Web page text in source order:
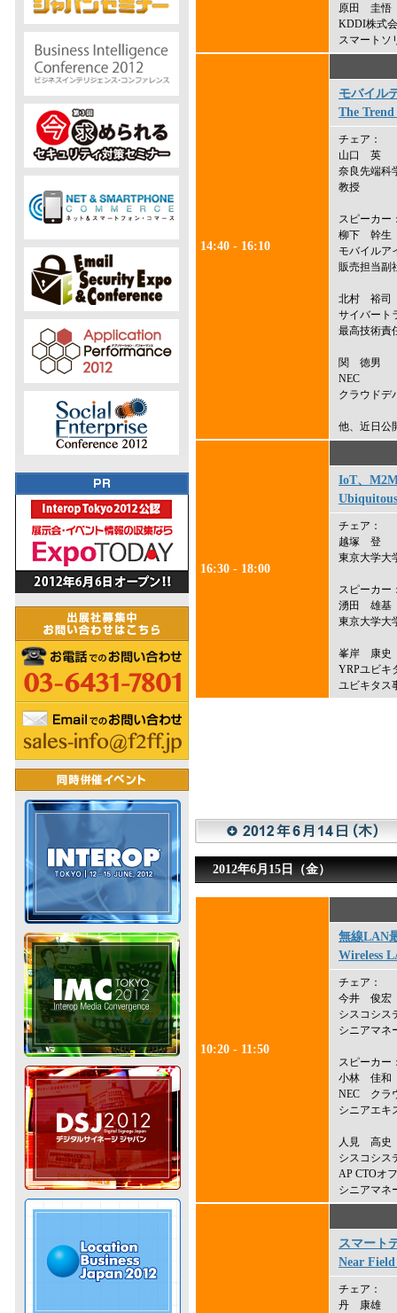
原田 圭悟
KDDI株式
スマート
14:40 - 16:10
モバイル
The
チェア：
山口 英
奈良先端科
教授
スピーカー
柳下 幹生
モバイルア
販売担当副
北村 裕司
サイバート
最高技術責
関 徳男
NEC
クラウド
他、近日公
16:30 - 18:00
IoT、
チェア：
越塚 登
東京大学
スピーカー
湧田 雄基
東京大学
峯岸 康史
YRPユビキ
ユビキタ
2012年6月15日（金）
10:20 - 11:50
無線LAN
Wireless
チェア：
今井 俊宏
シスコシス
シニアマネ
スピーカー
小林 佳和
NEC クラ
シニアエキ
人見 高史
シスコシス
AP CTOオ
シニアマネ
スマート
Near
チェア：
丹 康雄